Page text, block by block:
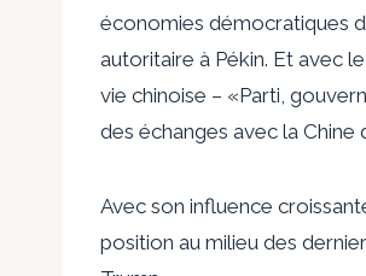
économies démocratiques
autoritaire à Pékin. Et avec
vie chinoise – «Parti,
des échanges avec la
Avec son influence
position au milieu des